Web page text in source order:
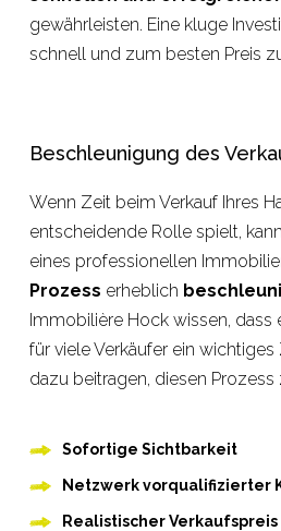
gewährleisten. Eine kluge
schnell und zum besten Preis
Beschleunigung des
Wenn Zeit beim Verkauf Ihres
entscheidende Rolle spielt,
eines professionellen
Prozess erheblich
Immobilière Hock wissen, dass
für viele Verkäufer ein
dazu beitragen, diesen
Sofortige Sichtbarkeit
Netzwerk vorqualifizierter
Realistischer Verkaufspreis